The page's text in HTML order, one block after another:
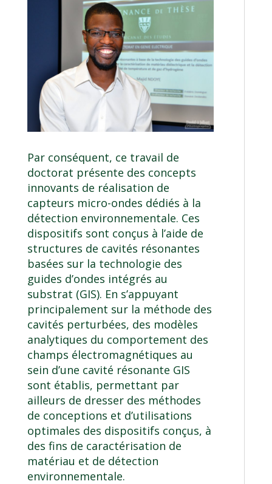
Par conséquent, ce travail de
doctorat présente des concepts
innovants de réalisation de
capteurs micro-ondes dédiés à la
détection environnementale. Ces
dispositifs sont conçus à l’aide de
structures de cavités résonantes
basées sur la technologie des
guides d’ondes intégrés au
substrat (GIS). En s’appuyant
principalement sur la méthode des
cavités perturbées, des modèles
analytiques du comportement des
champs électromagnétiques au
sein d’une cavité résonante GIS
sont établis, permettant par
ailleurs de dresser des méthodes
de conceptions et d’utilisations
optimales des dispositifs conçus, à
des fins de caractérisation de
matériau et de détection
environnementale.